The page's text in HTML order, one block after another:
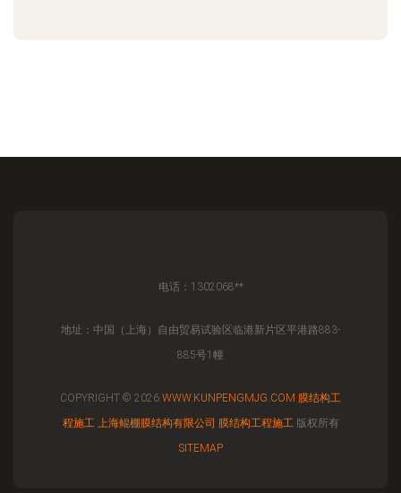
电话：1302068**
地址：中国（上海）自由贸易试验区临港新片区平港路883-
885号1幢
COPYRIGHT © 2026 WWW.KUNPENGMJG.COM 膜结构工
程施工 上海鲲棚膜结构有限公司 膜结构工程施工版权所有
SITEMAP